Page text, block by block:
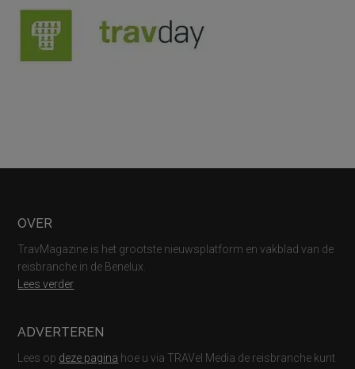
Footer
OVER
TravMagazine is het grootste nieuwsplatform en vakblad van de
reisbranche in de Benelux.
Lees verder
ADVERTEREN
Lees op deze pagina hoe u via TRAVel Media de reisbranche kunt